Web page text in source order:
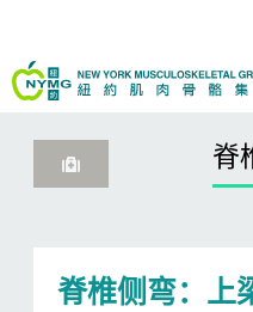
容
脊
脊椎侧弯：上